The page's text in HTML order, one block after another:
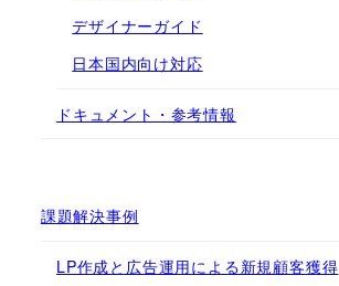
デザイナーガイド
日本国内向け対応
ドキュメント・参考情報
課題解決事例
LP作成と広告運用による新規顧客獲得